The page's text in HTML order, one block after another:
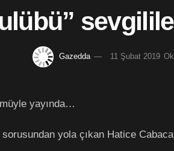
Gazedda 11 Şubat 2019
yayında…
sorusundan yola çıkan Hatice